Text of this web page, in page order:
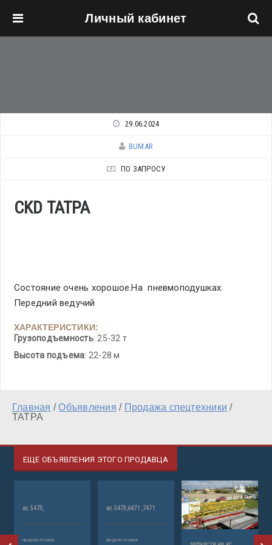
Личный кабинет
29.06.2024
BUMAR
ПО ЗАПРОСУ
CKD ТАТРА
Состояние очень хорошое.На пневмоподушках.
Передний ведучий
ХАРАКТЕРИСТИКИ:
Грузоподъемность: 25-32 т
Высота подъема: 22-28 м
Главная / Объявления / Продажа спецтехники /
ТАТРА
ЕЩЕ ОБЪЯВЛЕНИЯ ЭТОГО ПРОДАВЦА
кс 5473,
продажа техники
кс 5473,6471 ,7471
продажа техники